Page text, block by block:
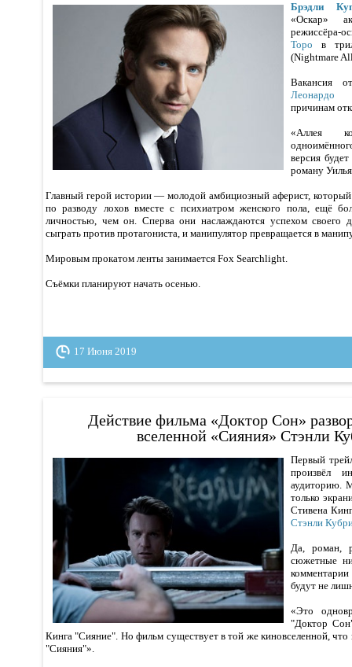
Брэдли
«Оскар»
режиссёра-
Торо в
(Nightmare
Вакансия
Леонардо
причинам
«Аллея
версия
роману
Главный герой истории — молодой амбициозный аферист, который
по разводу лохов вместе с психиатром женского пола, ещё
личностью, чем он. Сперва они наслаждаются успехом своего
сыграть против протагониста, и манипулятор превращается в
Мировым прокатом ленты занимается Fox Searchlight.
Съёмки планируют начать осенью.
17 Июня 2019
Действие фильма «Доктор Сон»
вселенной «Сияния» Стэнли
Первый
произвёл
аудиторию.
только
Стивена
Стэнли
Да, роман,
сюжетные
будут не
«Это
"Доктор
Кинга "Сияние". Но фильм существует в той же киновселенной,
"Сияния"».